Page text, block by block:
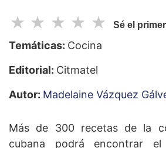
☆
☆
☆
☆
☆ Sé el
Temáticas: Cocina
Editorial: Citmatel
Autor: Madelaine Vázquez
Más de 300 recetas de la
cubana podrá encontrar